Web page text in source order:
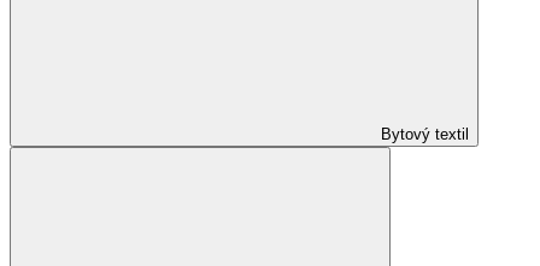
Bytový textil